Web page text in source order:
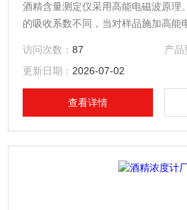
酒精含量测定仪采用高能电磁波原理
的吸收系数不同，当对样品施加高能
有关。
访问次数：87
产品
更新日期： 2026-07-02
查看详情